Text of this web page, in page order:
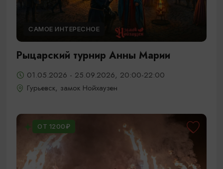
САМОЕ ИНТЕРЕСНОЕ
Рыцарский турнир Анны Марии
01.05.2026 - 25.09.2026, 20:00-22:00
Гурьевск, замок Нойхаузен
ОТ 1200₽